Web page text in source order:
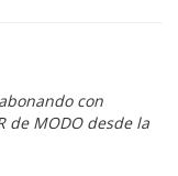
con
de MODO desde la